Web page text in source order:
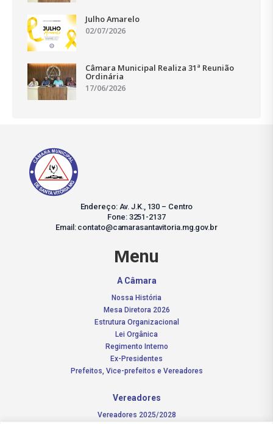
Julho Amarelo
02/07/2026
Câmara Municipal Realiza 31ª Reunião
Ordinária
17/06/2026
Endereço: Av. J.K., 130 – Centro
Fone: 3251-2137
Email: contato@camarasantavitoria.mg.gov.br
Menu
A Câmara
Nossa História
Mesa Diretora 2026
Estrutura Organizacional
Lei Orgânica
Regimento Interno
Ex-Presidentes
Prefeitos, Vice-prefeitos e Vereadores
Vereadores
Vereadores 2025/2028